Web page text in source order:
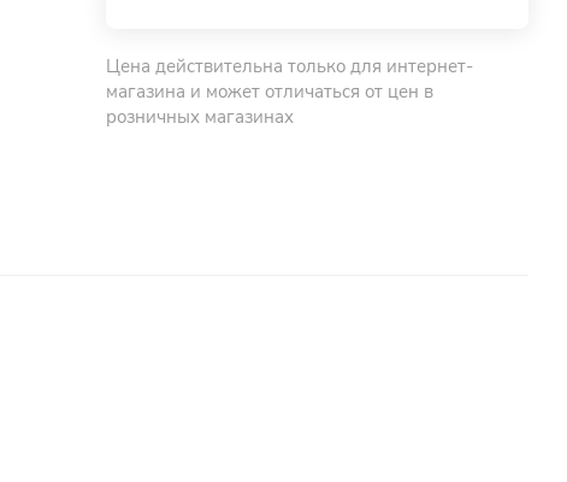
Цена действительна только для интернет-
магазина и может отличаться от цен в
розничных магазинах